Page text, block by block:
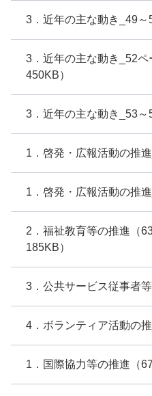
3．近年の主な動き_49～
3．近年の主な動き_52ペ
450KB）
3．近年の主な動き_53～
1．啓発・広報活動の推
1．啓発・広報活動の推
2．福祉教育等の推進（
185KB）
3．公共サービス従事者
4．ボランティア活動の
1．国際協力等の推進（